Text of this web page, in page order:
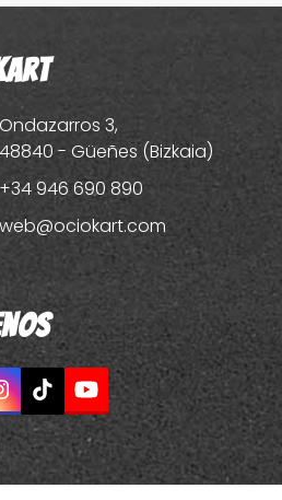
Ondazarros 3,
48840 - Güeñes (Bizkaia)
+34 946 690 890
web@ociokart.com
TiktokYouTube